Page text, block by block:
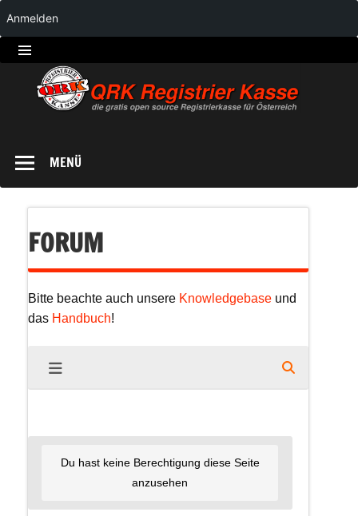
QRK
MENÜ
FORUM
Bitte beachte auch unsere Knowledgebase und
das Handbuch!
Du hast keine Berechtigung diese Seite
anzusehen
Anmelden